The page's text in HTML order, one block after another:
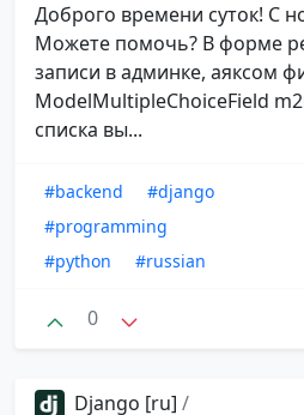
Доброго времени суток! С
Можете помочь? В форме
записи в админке, аяксом
ModelMultipleChoiceField
списка вы...
#backend
#django
#programming
#python
#russian
0
Django [ru] /